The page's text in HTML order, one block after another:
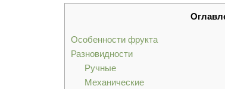
Особенности фрукта
Разновидности
Ручные
Механические